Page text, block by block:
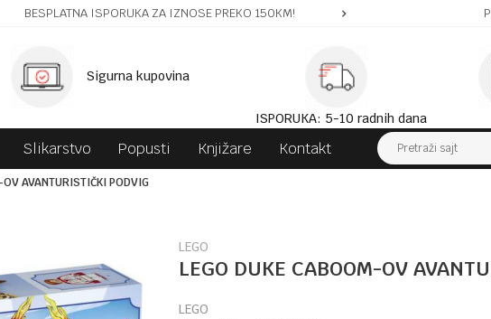
BESPLATNA ISPORUKA ZA IZNOSE PREKO 150KM!
Sigurna kupovina
ISPORUKA: 5-10 radnih dana
Slikarstvo Popusti Knjižare Kontakt Pretraži sajt
AVANTURISTIČKI PODVIG
LEGO
LEGO DUKE CABOOM-OV
LEGO